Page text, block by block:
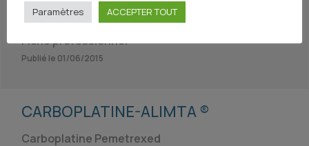
consulter
Fiche professionnel
Publié le 01/06/2015
CARBOPLATINE-ALIMTA ®
Carboplatine Pemetrexed
Paramètres ACCEPTER TOUT